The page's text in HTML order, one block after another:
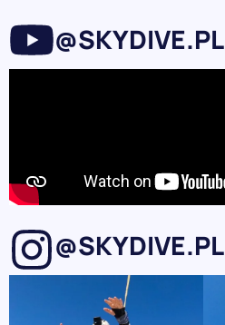
@SKYDIVE.PL
@SKYDIVE.PL